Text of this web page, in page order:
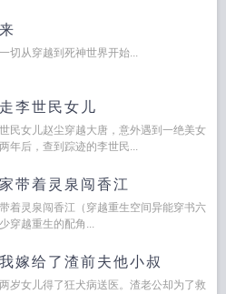
切从穿越到死神世界开始...
李世民女儿
民女儿赵尘穿越大唐，意外遇到一绝美女
年后，查到踪迹的李世民...
带着灵泉闯香江
着灵泉闯香江（穿越重生空间异能穿书六
穿越重生的配角...
嫁给了渣前夫他小叔
岁女儿得了狂犬病送医。渣老公却为了救